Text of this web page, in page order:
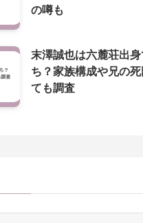
の噂も
末澤誠也は六麓荘出
ち？家族構成や兄の
ても調査